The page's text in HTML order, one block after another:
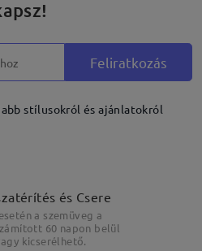
Feliratkozás
stílusokról és ajánlatokról
és Csere
a szemüveg a
60 napon belül
kicserélhető.